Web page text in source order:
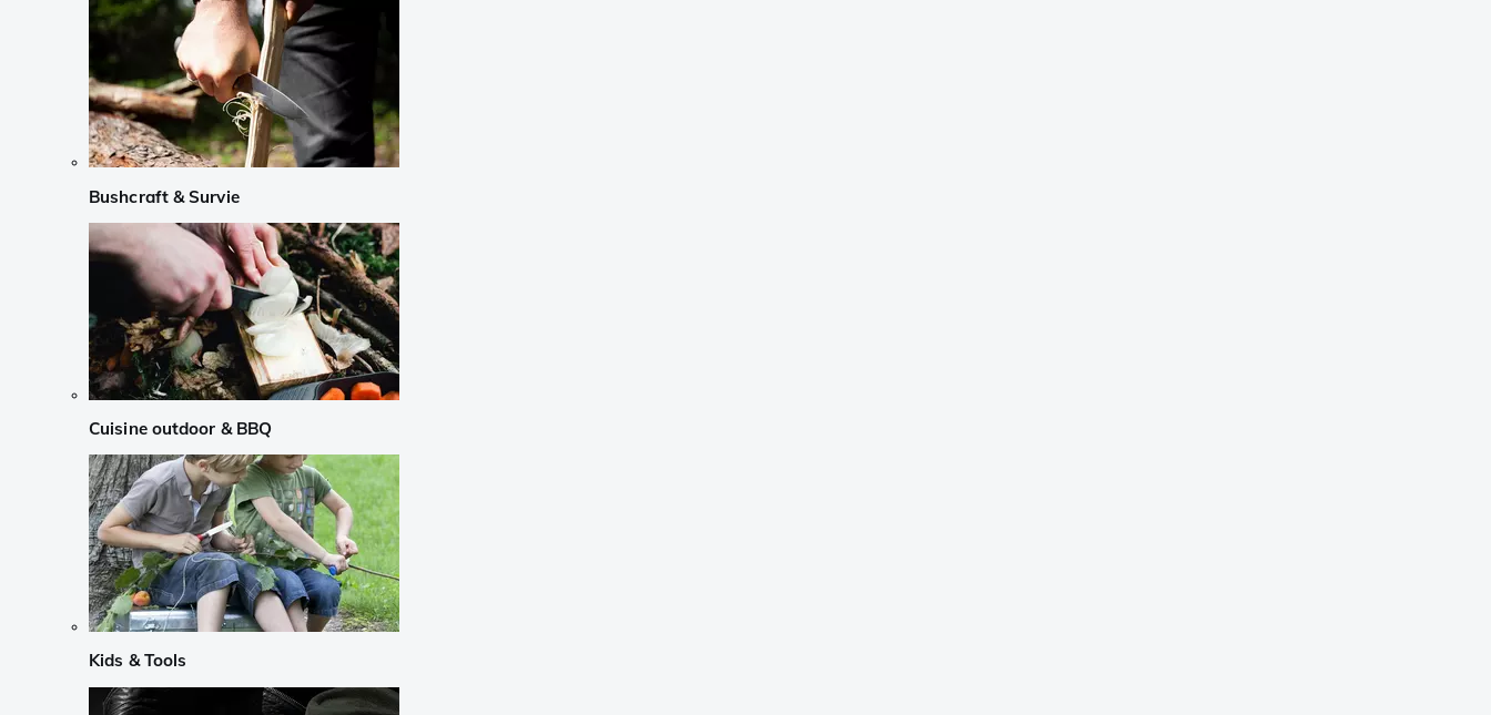
Bushcraft & Survie
Cuisine outdoor & BBQ
Kids & Tools